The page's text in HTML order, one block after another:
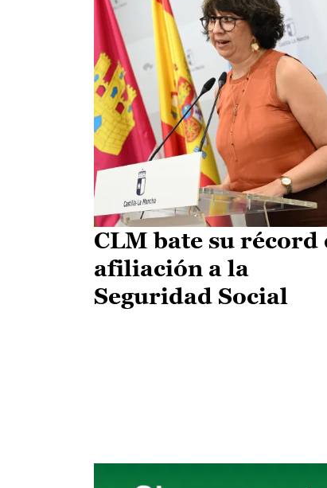
CLM bate su récord
afiliación a la
Seguridad Social